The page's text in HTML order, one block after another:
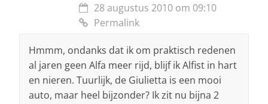
28 augustus 2010 om 09:10
Permalink
Hmmm, ondanks dat ik om praktisch redenen
al jaren geen Alfa meer rijd, blijf ik Alfist in hart
en nieren. Tuurlijk, de Giulietta is een mooi
auto, maar heel bijzonder? Ik zit nu bijna 2